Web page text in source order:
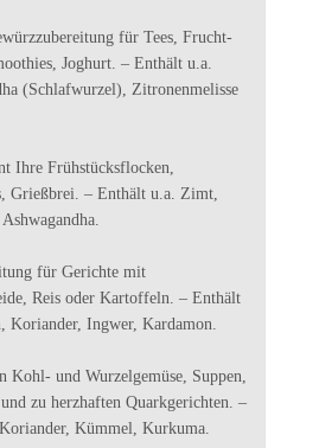
für Tees, Frucht-
Joghurt. – Enthält u.a.
(Schlafwurzel), Zitronenmelisse
Ihre Frühstücksflocken,
Grießbrei. – Enthält u.a. Zimt,
für Gerichte mit
Reis oder Kartoffeln. – Enthält
Koriander, Ingwer, Kardamon.
Kohl- und Wurzelgemüse, Suppen,
zu herzhaften Quarkgerichten. –
Kümmel, Kurkuma.